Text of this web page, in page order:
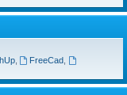
, FreeCad